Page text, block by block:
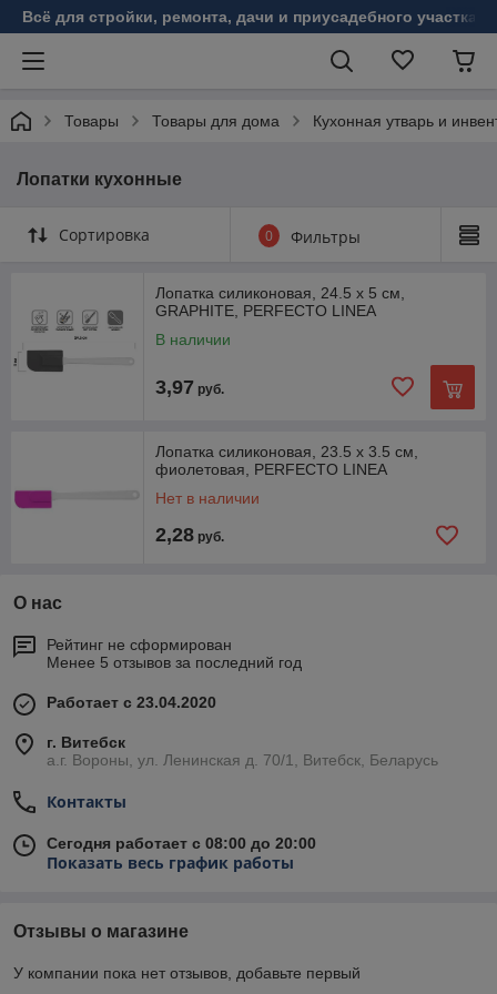
Всё для стройки, ремонта, дачи и приусадебного участка!
Товары Товары для дома Кухонная утварь и
Лопатки кухонные
Сортировка 0 Фильтры
Лопатка силиконовая, 24.5 х 5 см,
GRAPHITE, PERFECTO LINEA
В наличии
3,97 руб.
Лопатка силиконовая, 23.5 х 3.5 см,
фиолетовая, PERFECTO LINEA
Нет в наличии
2,28 руб.
О нас
Рейтинг не сформирован
Менее 5 отзывов за последний год
Работает с 23.04.2020
г. Витебск
а.г. Вороны, ул. Ленинская д. 70/1, Витебск, Беларусь
Контакты
Сегодня работает с 08:00 до 20:00
Показать весь график работы
Отзывы о магазине
У компании пока нет отзывов, добавьте первый